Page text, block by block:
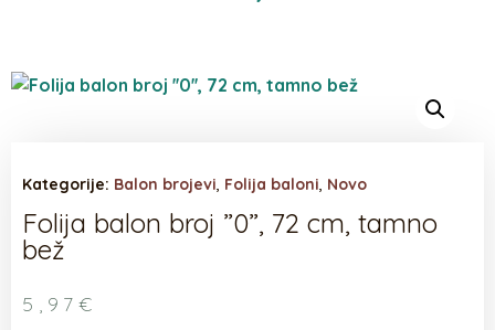
Kategorije: Balon brojevi, Folija baloni, Novo
Folija balon broj ”0”, 72 cm, tamno
bež
5,97 €